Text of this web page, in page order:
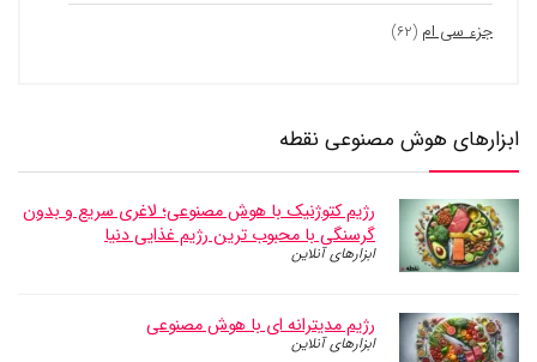
جزء سی ام (۶۲)
ابزارهای هوش مصنوعی نقطه
رژیم کتوژنیک با هوش مصنوعی؛ لاغری سریع و بدون
گرسنگی با محبوب ترین رژیم غذایی دنیا
ابزارهای آنلاین
رژیم مدیترانه ای با هوش مصنوعی
ابزارهای آنلاین